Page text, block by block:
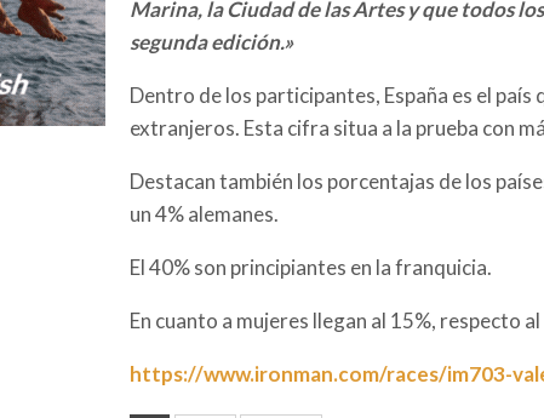
Marina, la Ciudad de las Artes y que todos
segunda edición.»
Dentro de los participantes, España es el
extranjeros. Esta cifra situa a la prueba con
Destacan también los porcentajas de los
un 4% alemanes.
El 40% son principiantes en la franquicia.
En cuanto a mujeres llegan al 15%, respecto
https://www.ironman.com/races/im703-